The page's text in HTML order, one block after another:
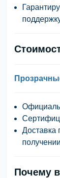
Доставка
Почему